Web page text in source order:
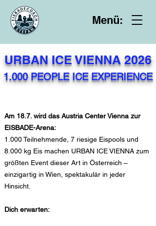
Menü:
URBAN ICE VIENNA 2026
1.000 PEOPLE ICE EXPERIENCE
Am 18.7. wird das Austria Center Vienna zur
EISBADE-Arena:
1.000 Teilnehmende, 7 riesige Eispools und
8.000 kg Eis machen URBAN ICE VIENNA zum
größten Event dieser Art in Österreich –
einzigartig in Wien, spektakulär in jeder
Hinsicht.
Dich erwarten: